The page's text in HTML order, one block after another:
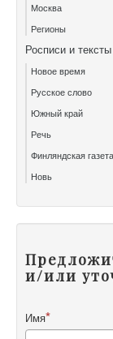
Москва
Регионы
Росписи и тексты
Новое время
Русское слово
Южный край
Речь
Финляндская газета
Новь
и/или
Имя